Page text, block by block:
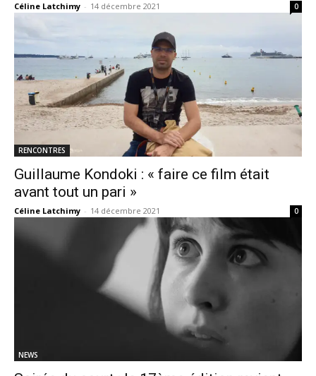
Céline Latchimy - 14 décembre 2021 0
RENCONTRES
Guillaume Kondoki : « faire ce film était
avant tout un pari »
Céline Latchimy - 14 décembre 2021 0
NEWS